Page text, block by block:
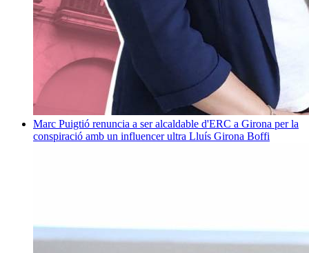
Marc Puigtió renuncia a ser alcaldable d'ERC a Girona per la
conspiració amb un influencer ultra Lluís Girona Boffi